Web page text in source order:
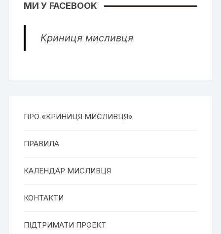
МИ У FACEBOOK
Криниця мисливця
ПРО «КРИНИЦЯ МИСЛИВЦЯ»
ПРАВИЛА
КАЛЕНДАР МИСЛИВЦЯ
КОНТАКТИ
ПІДТРИМАТИ ПРОЕКТ